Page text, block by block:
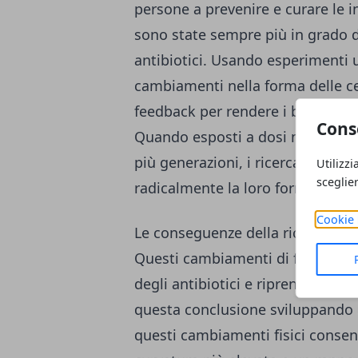
Cookie
persone a prevenire e curare le
sono state sempre più in grado
antibiotici. Usando esperimenti
cambiamenti nella forma delle
feedback per rendere i batteri
Quando esposti a dosi meno
più generazioni, i ricercatori
radicalmente la loro forma
Le conseguenze della ricerca
Questi cambiamenti di forma
degli antibiotici e riprendere la
questa conclusione
questi cambiamenti fisici